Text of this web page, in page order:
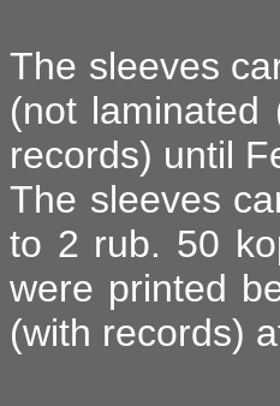
The sleeves
(not laminated
records) until
The sleeves
to 2 rub. 50
were printed
(with records)